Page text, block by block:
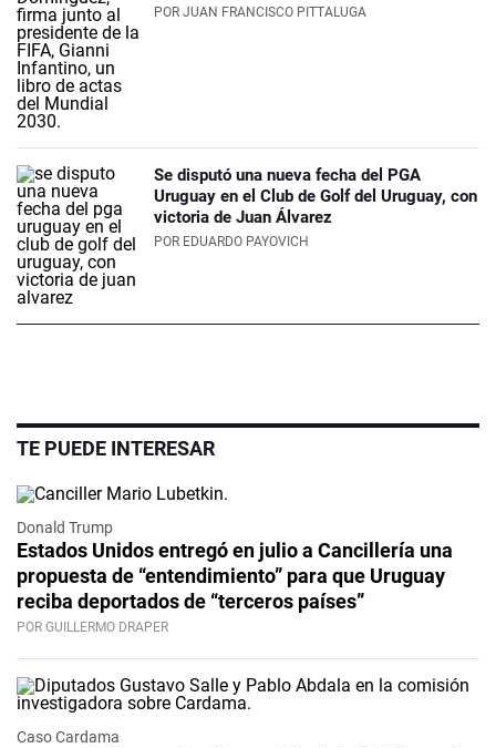
POR JUAN FRANCISCO PITTALUGA
Se disputó una nueva fecha del PGA
Uruguay en el Club de Golf del Uruguay, con
victoria de Juan Álvarez
POR EDUARDO PAYOVICH
TE PUEDE INTERESAR
Donald Trump
Estados Unidos entregó en julio a Cancillería una
propuesta de “entendimiento” para que Uruguay
reciba deportados de “terceros países”
POR GUILLERMO DRAPER
Caso Cardama